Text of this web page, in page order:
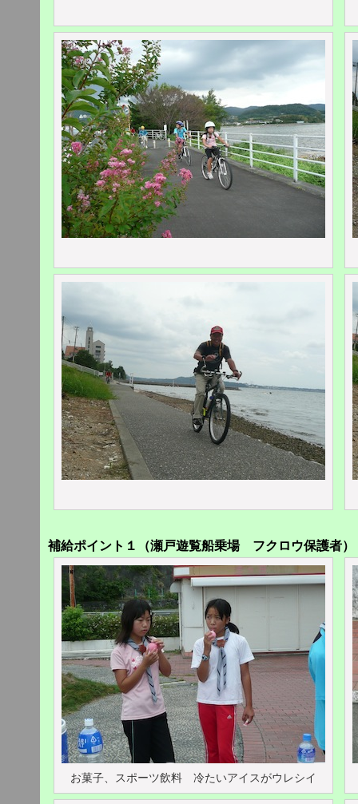
補給ポイント１（瀬戸遊覧船乗場 フクロウ保護者）
お菓子、スポーツ飲料 冷たいアイスがウレシイ